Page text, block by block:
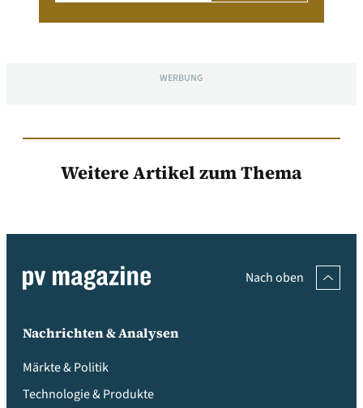
WERBUNG
Weitere Artikel zum Thema
Nach oben
Nachrichten & Analysen
Märkte & Politik
Technologie & Produkte